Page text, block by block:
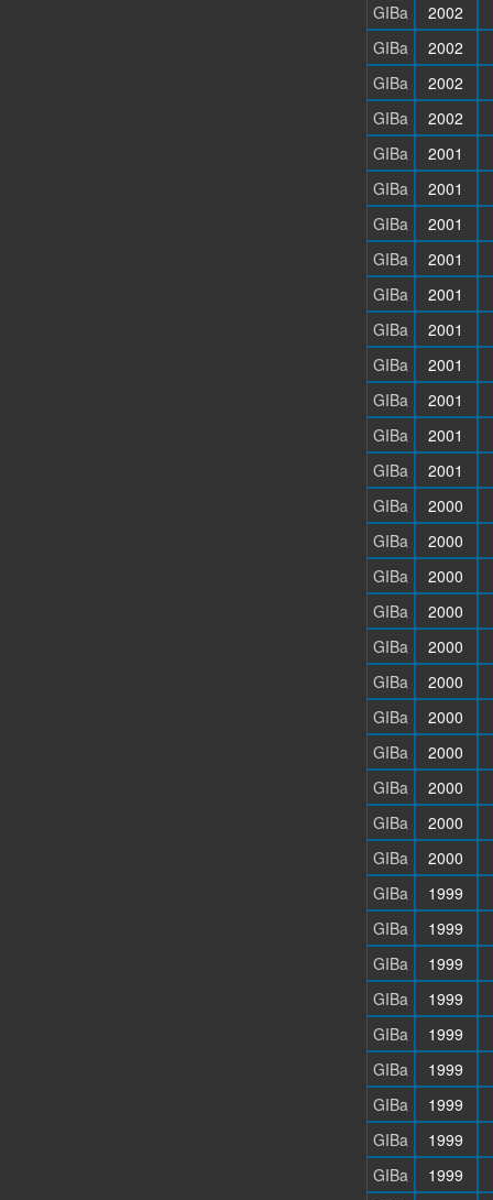
GIBa
2002
GIBa
2002
GIBa
2002
GIBa
2002
GIBa
2001
GIBa
2001
GIBa
2001
GIBa
2001
GIBa
2001
GIBa
2001
GIBa
2001
GIBa
2001
GIBa
2001
GIBa
2001
GIBa
2000
GIBa
2000
GIBa
2000
GIBa
2000
GIBa
2000
GIBa
2000
GIBa
2000
GIBa
2000
GIBa
2000
GIBa
2000
GIBa
2000
GIBa
1999
GIBa
1999
GIBa
1999
GIBa
1999
GIBa
1999
GIBa
1999
GIBa
1999
GIBa
1999
GIBa
1999